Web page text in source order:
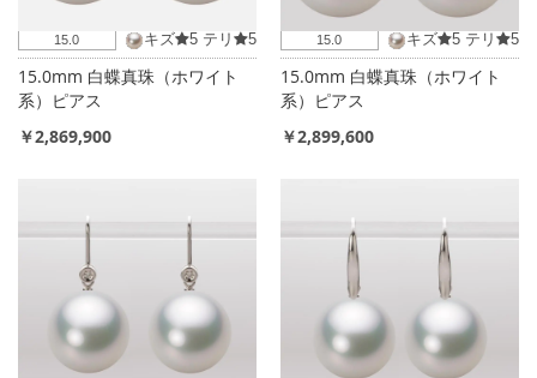
15.0 キズ 5 テリ 5
15.0mm 白蝶真珠（ホワイト
系）ピアス
￥2,869,900
15.0 キズ 5 テリ 5
15.0mm 白蝶真珠（ホワイト
系）ピアス
￥2,899,600